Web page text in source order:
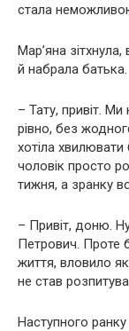
стала
Мар’яна
й набрала батька.
– Тату, привіт. Ми
рівно, без
хотіла
чоловік просто
тижня, а зранку
– Привіт, доню.
Петрович. Проте
життя, вловило
не став
Наступного ранку